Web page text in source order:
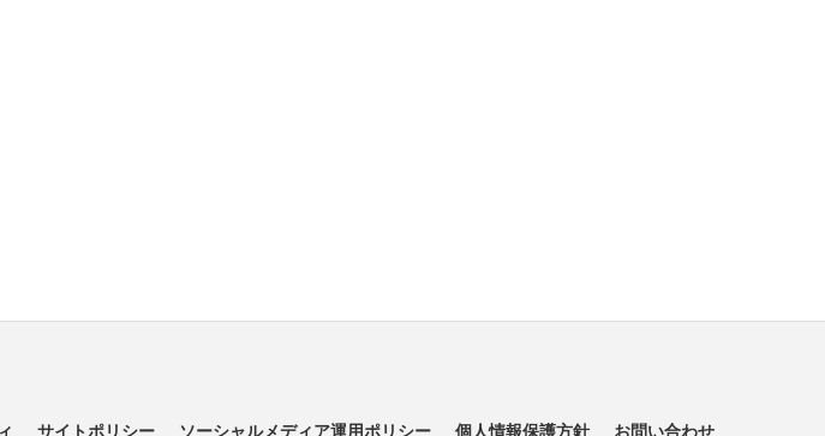
サイトポリシー ソーシャルメディア運用ポリシー 個人情報保護方針 お問い合わせ